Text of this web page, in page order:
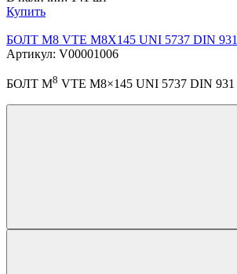
Купить
БОЛТ М8 VTE M8X145 UNI 5737 DIN
Артикул: V00001006
БОЛТ М8 VTE M8×145 UNI 5737 DIN